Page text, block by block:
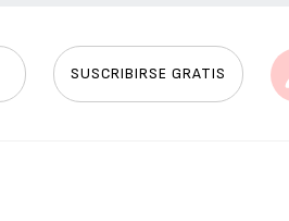
SUSCRIBIRSE GRATIS